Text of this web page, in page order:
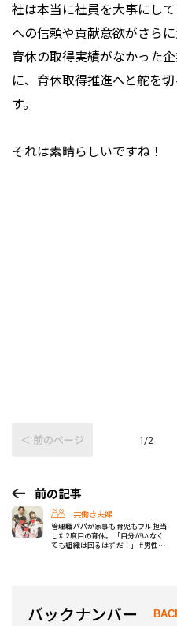
社は本当に社員を大事にし
への信頼や貢献意欲がさら
育休の取得実績がなかった
に、育休取得推進へと舵を
す。
――それは素晴らしいですね！
＜ 前のページ 1/2
前の記事
共働き夫婦
管理職パパが家事も育児もフル担当
した2度目の育休。「自分がいなく
ても組織は回るはずだ！」 #男性育
バックナンバー